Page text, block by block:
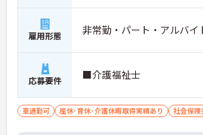
雇用形態 非常勤・パート・アルバイ
応募要件 ■介護福祉士
車通勤可 産休･育休･介護休暇取得実績あり 社会保険